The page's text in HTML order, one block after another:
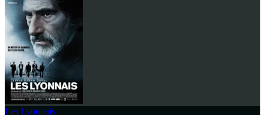
Les Lyonnais